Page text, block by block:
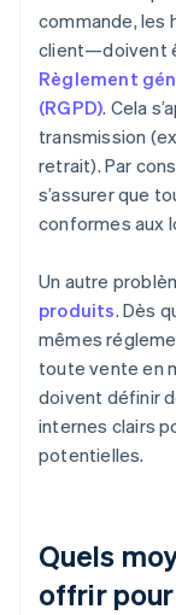
commande, les
client—doivent
Règlement
(RGPD). Cela
transmission
retrait). Par
s’assurer que
conformes aux
Un autre
produits. Dès
mêmes
toute vente en
doivent définir
internes clairs
potentielles.
Quels
offrir